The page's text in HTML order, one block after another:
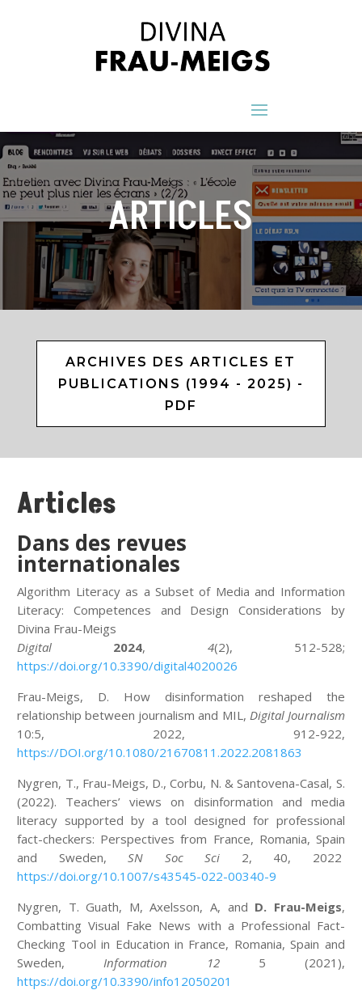
ARTICLES
ARCHIVES DES ARTICLES ET
PUBLICATIONS (1994 - 2025) -
PDF
Articles
Dans des revues
internationales
Algorithm Literacy as a Subset of Media and Information
Literacy: Competences and Design Considerations by
Divina Frau-Meigs
Digital
2024, 4(2), 512-528;
https://doi.org/10.3390/digital4020026
Frau-Meigs, D. How disinformation reshaped the
relationship between journalism and MIL, Digital Journalism
10:5, 2022, 912-922,
https://DOI.org/10.1080/21670811.2022.2081863
Nygren, T., Frau-Meigs, D., Corbu, N. & Santovena-Casal, S.
(2022). Teachers’ views on disinformation and media
literacy supported by a tool designed for professional
fact-checkers: Perspectives from France, Romania, Spain
and Sweden,SN Soc Sci 2, 40, 2022
https://doi.org/10.1007/s43545-022-00340-9
Nygren, T. Guath, M, Axelsson, A, and D. Frau-Meigs,
Combatting Visual Fake News with a Professional Fact-
Checking Tool in Education in France, Romania, Spain and
Sweden, Information 125 (2021),
https://doi.org/10.3390/info12050201